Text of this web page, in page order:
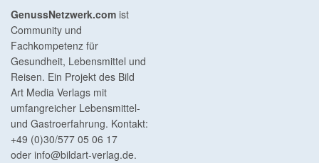
GenussNetzwerk.com ist
Community und
Fachkompetenz für
Gesundheit, Lebensmittel und
Reisen. Ein Projekt des Bild
Art Media Verlags mit
umfangreicher Lebensmittel-
und Gastroerfahrung. Kontakt:
+49 (0)30/577 05 06 17
oder info@bildart-verlag.de.